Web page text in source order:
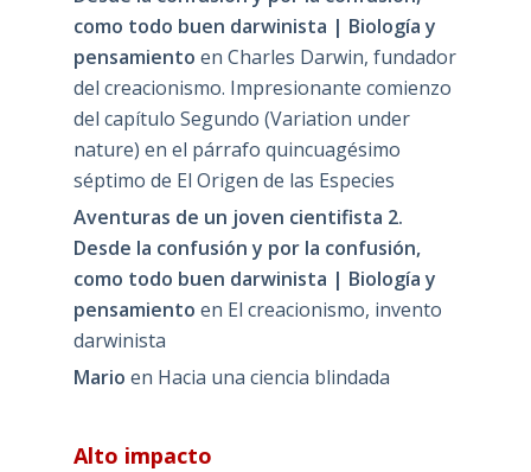
como todo buen darwinista | Biología y
pensamiento en Charles Darwin, fundador
del creacionismo. Impresionante comienzo
del capítulo Segundo (Variation under
nature) en el párrafo quincuagésimo
séptimo de El Origen de las Especies
Aventuras de un joven cientifista 2.
Desde la confusión y por la confusión,
como todo buen darwinista | Biología y
pensamiento en El creacionismo, invento
darwinista
Mario en Hacia una ciencia blindada
Alto impacto